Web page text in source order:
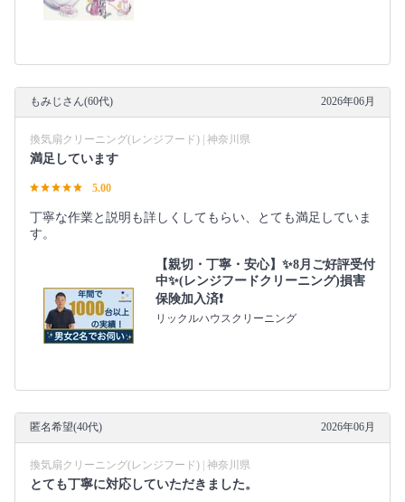
もみじさん(60代) 2026年06月
換気扇クリーニング(レンジフード) | 神奈川県
満足しています
5.00
丁寧な作業と説明も詳しくしてもらい、とても満足していま
す。
【親切・丁寧・安心】✨️8月ご好評受付
中✨️(レンジフードクリーニング)損害
保険加入済❗️
リックルハウスクリーニング
匿名希望(40代) 2026年06月
換気扇クリーニング(レンジフード) | 神奈川県
とても丁寧に対応していただきました。